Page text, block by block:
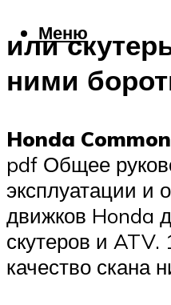
Меню
или
ними
Honda
pdf Общее
эксплуатации и
движков Honda
скутеров и ATV.
качество скана